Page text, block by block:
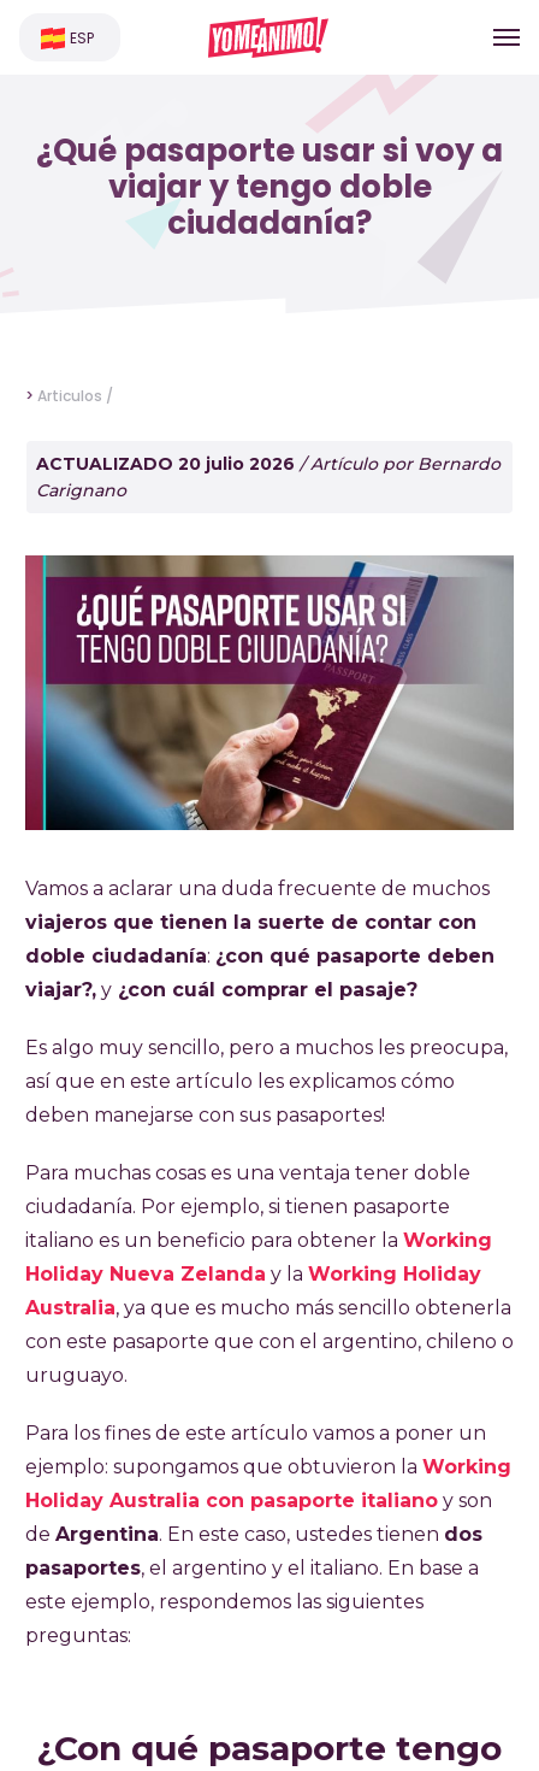
ESP
¿Qué pasaporte usar si voy a
viajar y tengo doble
ciudadanía?
> Articulos /
ACTUALIZADO 20 julio 2026 / Artículo por Bernardo
Carignano
Vamos a aclarar una duda frecuente de muchos
viajeros que tienen la suerte de contar con
doble ciudadanía: ¿con qué pasaporte deben
viajar?, y ¿con cuál comprar el pasaje?
Es algo muy sencillo, pero a muchos les preocupa,
así que en este artículo les explicamos cómo
deben manejarse con sus pasaportes!
Para muchas cosas es una ventaja tener doble
ciudadanía. Por ejemplo, si tienen pasaporte
italiano es un beneficio para obtener la Working
Holiday Nueva Zelanda y la Working Holiday
Australia, ya que es mucho más sencillo obtenerla
con este pasaporte que con el argentino, chileno o
uruguayo.
Para los fines de este artículo vamos a poner un
ejemplo: supongamos que obtuvieron la Working
Holiday Australia con pasaporte italiano y son
de Argentina. En este caso, ustedes tienen dos
pasaportes, el argentino y el italiano. En base a
este ejemplo, respondemos las siguientes
preguntas:
¿Con qué pasaporte tengo